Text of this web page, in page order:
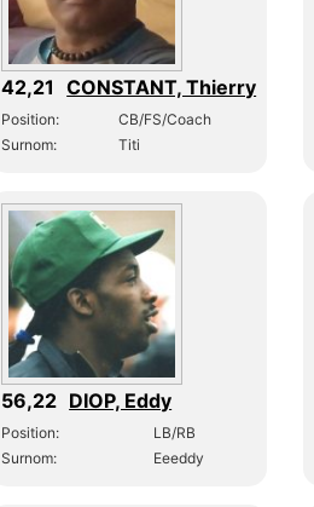
42,21 CONSTANT, Thierry
Position:
CB/FS/Coach
Surnom:
Titi
56,22 DIOP, Eddy
Position:
LB/RB
Surnom:
Eeeddy